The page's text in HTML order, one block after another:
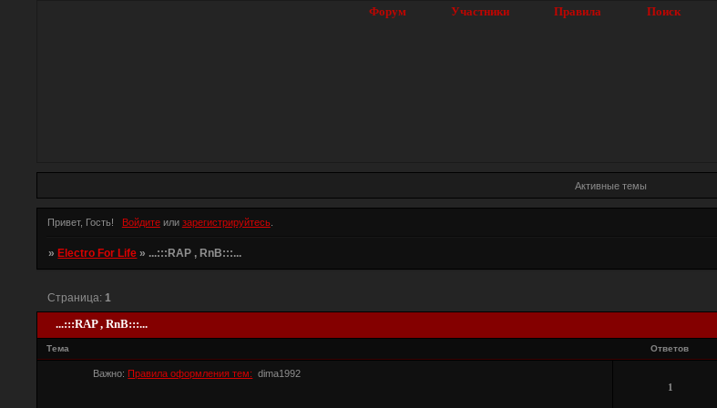
Форум Участники Правила Поиск
Активные темы
Привет, Гость! Войдитеили зарегистрируйтесь.
» Electro For Life »...:::RAP , RnB:::...
...:::RAP , RnB:::...
Страница:1
Тема Ответов
Важно: Правила оформления тем:
dima1992
1